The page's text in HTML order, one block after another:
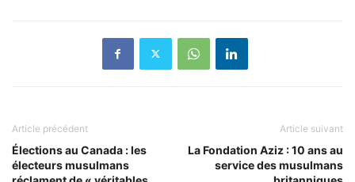
Article précédent
Élections au Canada : les
électeurs musulmans
Article suivant
La Fondation Aziz : 10 ans au
service des musulmans